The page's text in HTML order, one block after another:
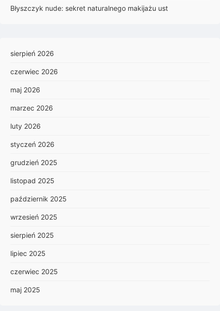
Błyszczyk nude: sekret naturalnego makijażu ust
sierpień 2026
czerwiec 2026
maj 2026
marzec 2026
luty 2026
styczeń 2026
grudzień 2025
listopad 2025
październik 2025
wrzesień 2025
sierpień 2025
lipiec 2025
czerwiec 2025
maj 2025